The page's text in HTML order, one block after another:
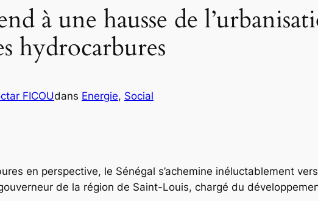
à une hausse de
hydrocarbures
FICOUdans Energie, Social
en perspective, le Sénégal s’achemine inéluctablement
gouverneur de la région de Saint-Louis, chargé du